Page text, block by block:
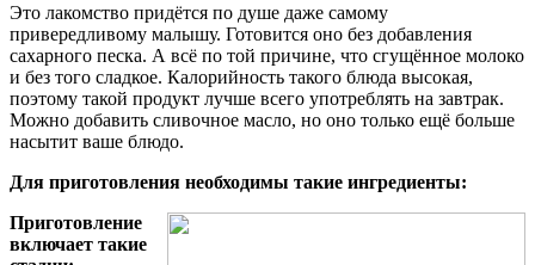
Это лакомство придётся по душе даже самому
привередливому малышу. Готовится оно без добавления
сахарного песка. А всё по той причине, что сгущённое молоко
и без того сладкое. Калорийность такого блюда высокая,
поэтому такой продукт лучше всего употреблять на завтрак.
Можно добавить сливочное масло, но оно только ещё больше
насытит ваше блюдо.
Для приготовления необходимы такие ингредиенты:
Приготовление
включает такие